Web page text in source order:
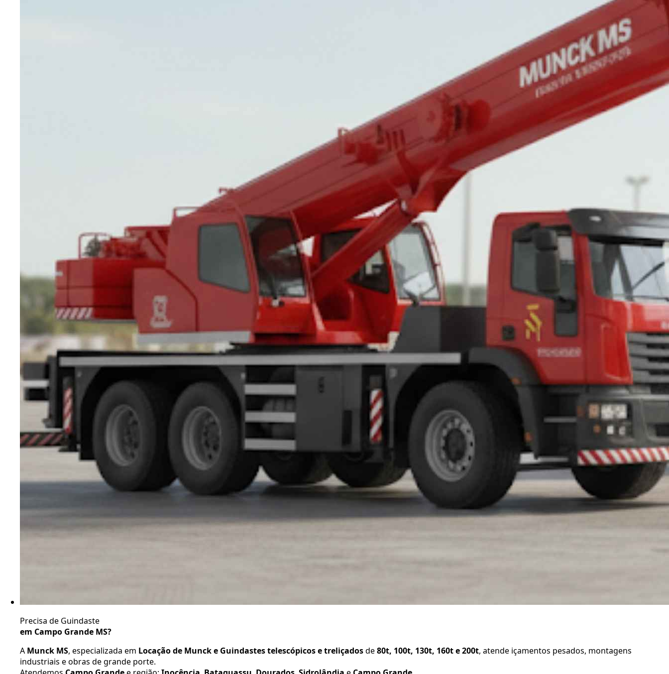
Precisa de Guindaste
em Campo Grande MS?
A Munck MS, especializada em Locação de Munck e Guindastes telescópicos e treliçadosde80t, 100t, 130t, 160t e 200t, atende içamentos pesados, montagens
industriais e obras de grande porte.